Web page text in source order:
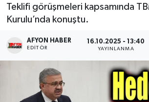
Teklifi görüşmeleri kapsamında
Kurulu’nda konuştu.
AFYON HABER
EDITÖR
16.10.2025 - 13:40
YAYINLANMA
Magazin
Etkinlikler